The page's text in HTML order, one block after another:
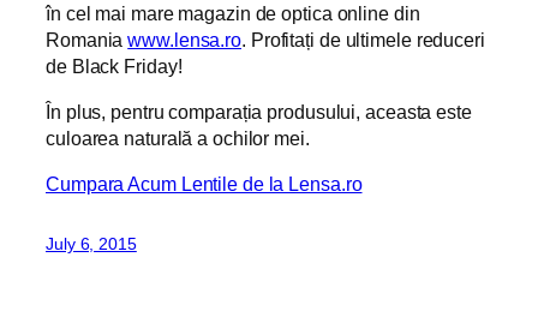
în cel mai mare magazin de optica online din
Romaniawww.lensa.ro. Profitați de ultimele reduceri
de Black Friday!
În plus, pentru comparația produsului, aceasta este
culoarea naturală a ochilor mei.
Cumpara Acum Lentile de la Lensa.ro
July 6, 2015